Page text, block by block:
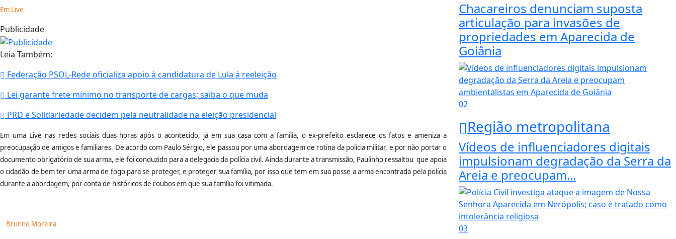
Em Live
Publicidade
Leia Também:
Federação PSOL-Rede oficializa apoio à candidatura de Lula à reeleição
Lei garante frete mínimo no transporte de cargas; saiba o que muda
PRD e Solidariedade decidem pela neutralidade na eleição presidencial
Em uma Live nas redes sociais duas horas após o acontecido, já em sua casa com a família, o ex-prefeito esclarece os fatos e ameniza a
preocupação de amigos e familiares. De acordo com Paulo Sérgio, ele passou por uma abordagem de rotina da polícia militar, e por não portar o
documento obrigatório de sua arma, ele foi conduzido para a delegacia da polícia civil. Ainda durante a transmissão, Paulinho ressaltou que apoia
o cidadão de bem ter uma arma de fogo para se proteger, e proteger sua família, por isso que tem em sua posse a arma encontrada pela polícia
durante a abordagem, por conta de históricos de roubos em que sua família foi vitimada.
Brunno Moreira
Chacareiros denunciam suposta
articulação para invasões de
propriedades em Aparecida de
Goiânia
02
Região metropolitana
Vídeos de influenciadores digitais
impulsionam degradação da Serra da
Areia e preocupam...
03